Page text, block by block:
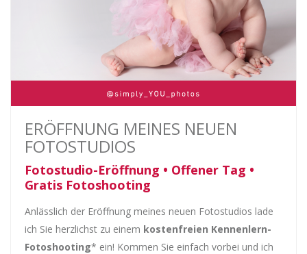
ERÖFFNUNG MEINES NEUEN
FOTOSTUDIOS
Fotostudio-Eröffnung • Offener Tag •
Gratis Fotoshooting
Anlässlich der Eröffnung meines neuen Fotostudios lade
ich Sie herzlichst zu einem kostenfreien Kennenlern-
Fotoshooting* ein! Kommen Sie einfach vorbei und ich